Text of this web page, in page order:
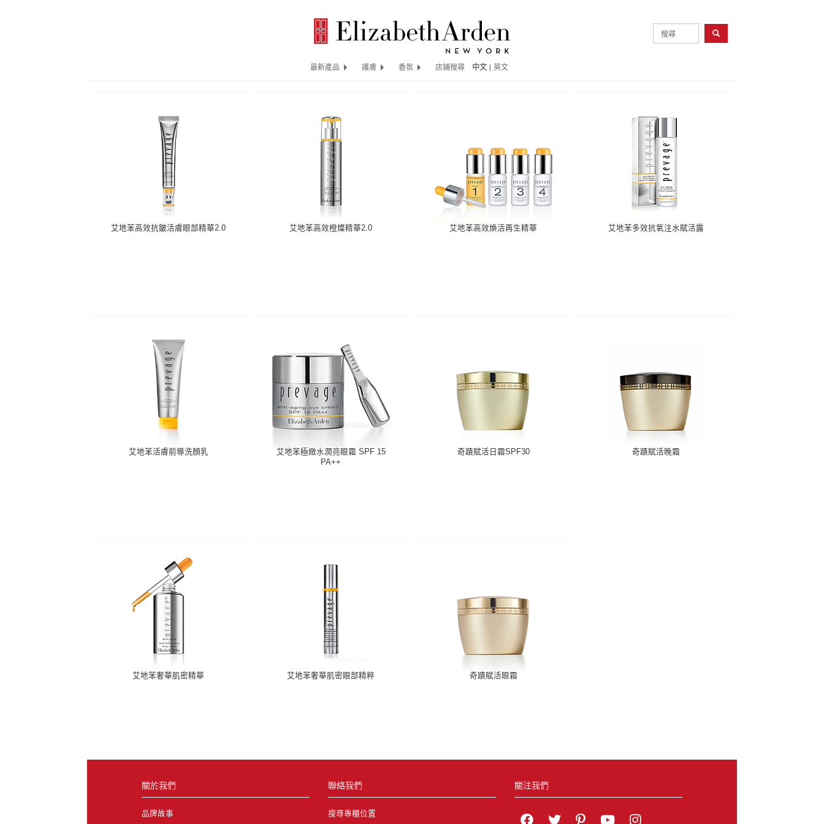
最新產品 護膚 香氛 店鋪搜尋 中文| 英文
艾地苯高效抗皺活膚眼部精華2.0 艾地苯高效橙燦精華2.0 艾地苯高效煥活再生精華 艾地苯多效抗氧注水賦活露
艾地苯活膚前導洗顏乳
艾地苯極緻水潤亮眼霜 SPF 15
PA++
奇蹟賦活日霜SPF30 奇蹟賦活晚霜
艾地苯奢華肌密精華 艾地苯奢華肌密眼部精粹 奇蹟賦活眼霜
關於我們
品牌故事
聯絡我們
搜尋專櫃位置
關注我們